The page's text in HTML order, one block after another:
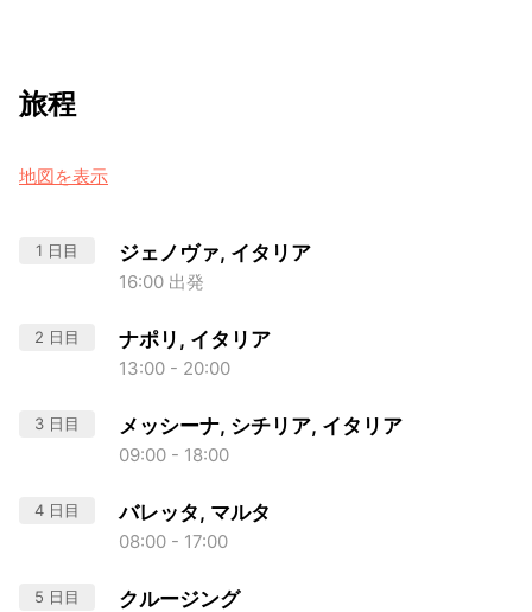
旅程
地図を表示
1 日目 ジェノヴァ, イタリア
16:00 出発
2 日目 ナポリ, イタリア
13:00 - 20:00
3 日目 メッシーナ, シチリア, イタリア
09:00 - 18:00
4 日目 バレッタ, マルタ
08:00 - 17:00
5 日目 クルージング